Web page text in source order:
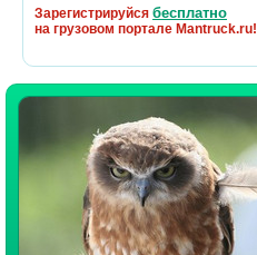
Зарегистрируйся бесплатно
на грузовом портале Mantruck.ru!